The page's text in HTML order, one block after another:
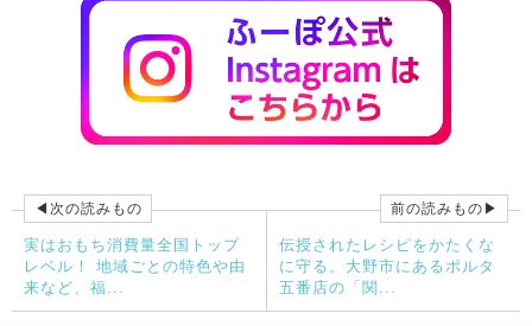
◀次の読みもの
実はおもち消費量全国トップ
レベル！ 地域ごとの特色や由
来など、福...
前の読みもの▶
伝授されたレシピをかたくな
に守る。大野市にあるポルタ
五番店の「関...